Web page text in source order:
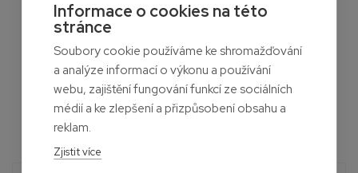
Informace o cookies na této
stránce
Soubory cookie používáme ke shromažďování
a analýze informací o výkonu a používání
webu, zajištění fungování funkcí ze sociálních
médií a ke zlepšení a přizpůsobení obsahu a
reklam.
Zjistit více